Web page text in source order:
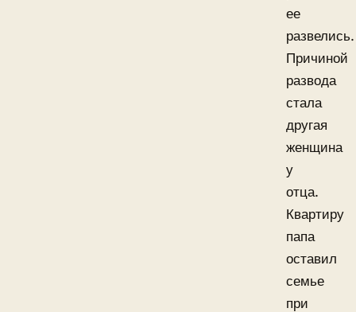
ее
развелись.
Причиной
развода
стала
другая
женщина
у
отца.
Квартиру
папа
оставил
семье
при